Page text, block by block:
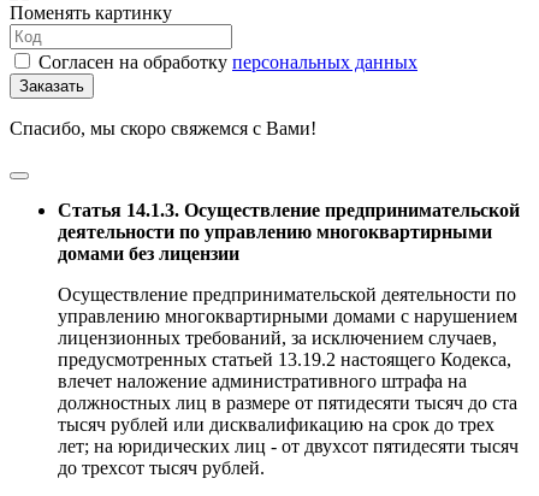
Поменять картинку
Согласен на обработку персональных данных
Заказать
Спасибо, мы скоро свяжемся с Вами!
Статья 14.1.3. Осуществление предпринимательской
деятельности по управлению многоквартирными
домами без лицензии
Осуществление предпринимательской деятельности по
управлению многоквартирными домами с нарушением
лицензионных требований, за исключением случаев,
предусмотренных статьей 13.19.2 настоящего Кодекса,
влечет наложение административного штрафа на
должностных лиц в размере от пятидесяти тысяч до ста
тысяч рублей или дисквалификацию на срок до трех
лет; на юридических лиц - от двухсот пятидесяти тысяч
до трехсот тысяч рублей.